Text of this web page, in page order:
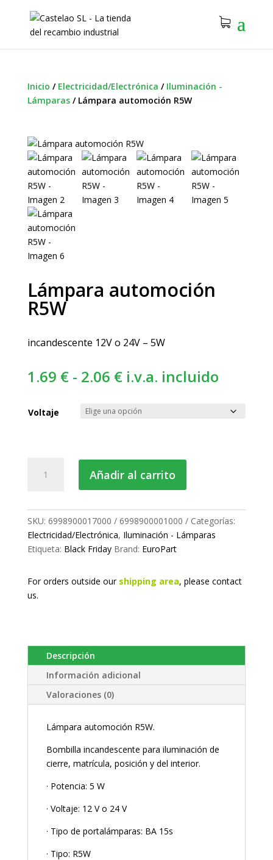
Inicio / Electricidad/Electrónica / Iluminación -
Lámparas/ Lámpara automoción R5W
Lámpara automoción
R5W
incandescente 12V o 24V – 5W
1.69 € - 2.06 €Rango
precios:
hasta
2.06 €
i.v.a. incluido
Voltaje
automoción
Añadir al carrito
SKU: 6998900017000 / 6998900001000
Categorías:
Electricidad/Electrónica, Iluminación - Lámparas
Etiqueta: Black Friday Brand: EuroPart
For orders outside our shipping area, please contact
us.
Descripción
Información adicional
Valoraciones (0)
Lámpara automoción R5W.
Bombilla incandescente para iluminación de
cierre, matrícula, posición y del interior.
· Potencia: 5 W
· Voltaje: 12 V o 24 V
· Tipo de portalámparas: BA 15s
· Tipo: R5W